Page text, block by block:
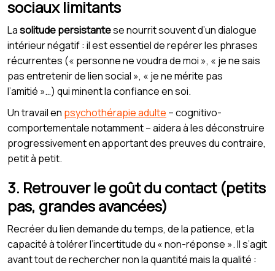
sociaux limitants
Lasolitude persistantese nourrit souvent d’un dialogue
intérieur négatif : il est essentiel de repérer les phrases
récurrentes (« personne ne voudra de moi », « je ne sais
pas entretenir de lien social », « je ne mérite pas
l’amitié »…) qui minent la confiance en soi.
Un travail en psychothérapie adulte – cognitivo-
comportementale notamment – aidera à les déconstruire
progressivement en apportant des preuves du contraire,
petit à petit.
3. Retrouver le goût du contact (petits
pas, grandes avancées)
Recréer du lien demande du temps, de la patience, et la
capacité à tolérer l’incertitude du « non-réponse ». Il s’agit
avant tout de rechercher non la quantité mais la qualité :